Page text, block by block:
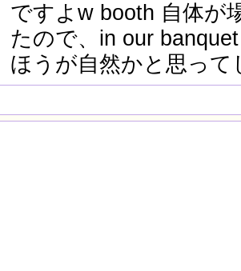
ですよw booth 自体が
たので、in our
ほうが自然かと思っ